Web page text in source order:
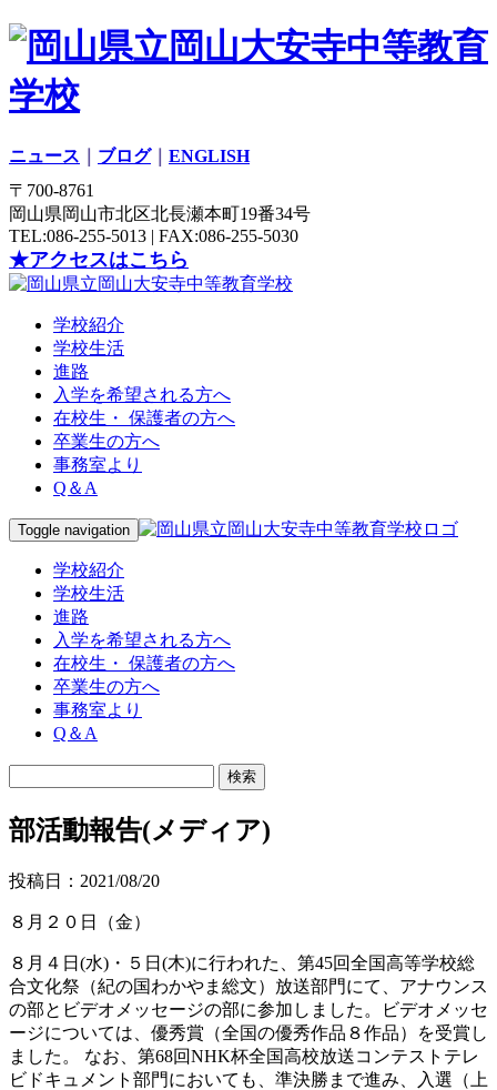
ニュース ブログ｜ ENGLISH
〒700-8761
岡山県岡山市北区北長瀬本町19番34号
TEL:086-255-5013 | FAX:086-255-5030
★アクセスはこちら
学校紹介
学校生活
進路
入学を希望される方へ
在校生・ 保護者の方へ
卒業生の方へ
事務室より
Q＆A
Toggle navigation
学校紹介
学校生活
進路
入学を希望される方へ
在校生・ 保護者の方へ
卒業生の方へ
事務室より
Q＆A
部活動報告(メディア)
投稿日：2021/08/20
８月２０日（金）
８月４日(水)・５日(木)に行われた、第45回全国高等学校総
合文化祭（紀の国わかやま総文）放送部門にて、アナウンス
の部とビデオメッセージの部に参加しました。ビデオメッセ
ージについては、優秀賞（全国の優秀作品８作品）を受賞し
ました。 なお、第68回NHK杯全国高校放送コンテストテレ
ビドキュメント部門においても、準決勝まで進み、入選（上